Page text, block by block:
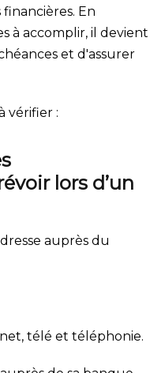
En
à accomplir, il devient
et d'assurer
vérifier :
lors d’un
auprès du
télé et téléphonie.